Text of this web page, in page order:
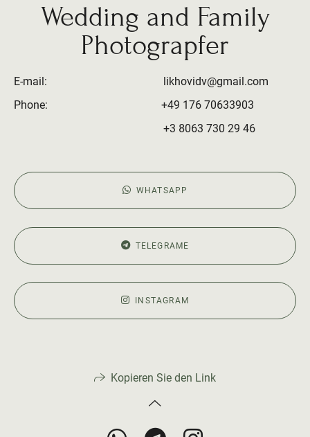
Wedding and Family
Photograpfer
E-mail: likhovidv@gmail.com
Phone: +49 176 70633903
+3 8063 730 29 46
WHATSAPP
TELEGRAME
INSTAGRAM
Kopieren Sie den Link